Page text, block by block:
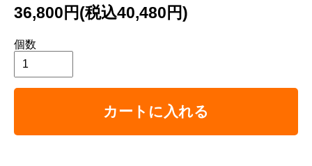
36,800円(税込40,480円)
個数
カートに入れる